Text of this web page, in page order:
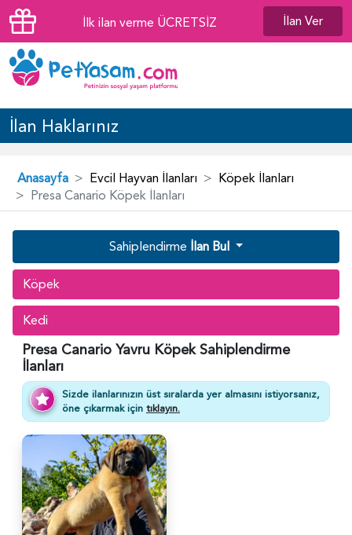
İlk ilan verme ÜCRETSİZ İlan Ver
İlan Haklarınız
Anasayfa Evcil Hayvan İlanları
Köpek İlanları
Presa Canario Köpek İlanları
Sahiplendirme İlan Bul
Köpek
Kedi
Presa Canario Yavru Köpek Sahiplendirme
İlanları
Sizde ilanlarınızın üst sıralarda yer almasını istiyorsanız,
öne çıkarmak için tıklayın.